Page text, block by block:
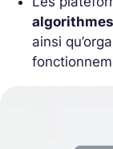
ainsi